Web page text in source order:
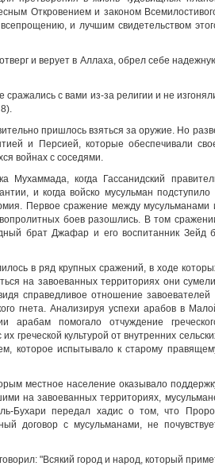
Откровением и законом
и лучшим свидетельством
и верует в Аллаха, обрел себе
с вами из-за религии и не
пришлось взяться за оружие. Но
и Персией, которые обеспечивали
войнах с соседями.
когда Гассанидский
и когда войско мусульман подступило
Первое сражение между мусульманами
боев разошлись. В том
брат Джафар и его воспитанник Зейд
в ряд крупных сражений, в ходе
на завоеванных территориях они
справедливое отношение завоевателей
гнета. Анализируя успехи арабов в
помогало отчуждение
греческой культурой от внутренних
которое испытывало к старому
местное население оказывало
на завоеванных территориях,
Бухари передал хадис о том, что
договор с мусульманами, не
"Всякий город и народ, который